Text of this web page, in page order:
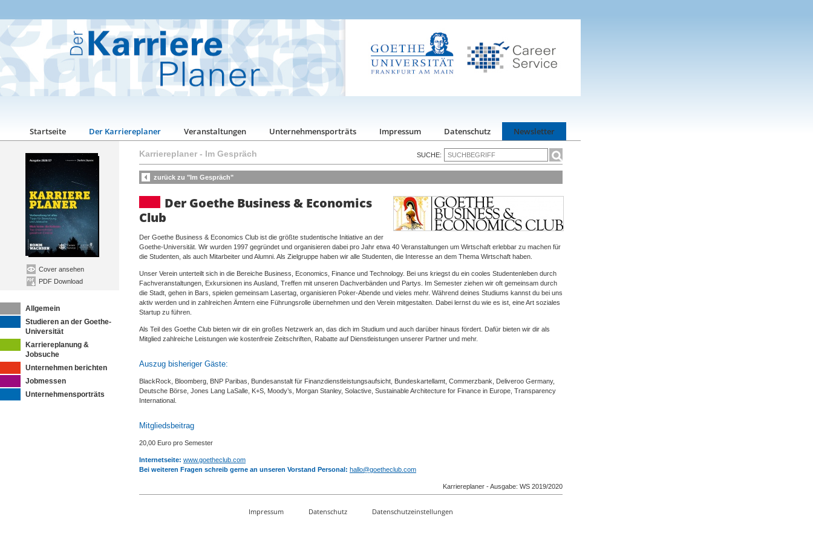
Startseite Der Karriereplaner Veranstaltungen Unternehmensporträts Impressum Datenschutz Newsletter
Cover ansehen
PDF Download
Allgemein
Studieren an der Goethe-
Universität
Karriereplanung &
Jobsuche
Unternehmen berichten
Jobmessen
Unternehmensporträts
SUCHE:
Karriereplaner - Im Gespräch
zurück zu "Im Gespräch"
Der Goethe Business & Economics
Club
Der Goethe Business & Economics Club ist die größte studentische Initiative an der
Goethe-Universität. Wir wurden 1997 gegründet und organisieren dabei pro Jahr etwa 40 Veranstaltungen um Wirtschaft erlebbar zu machen für
die Studenten, als auch Mitarbeiter und Alumni. Als Zielgruppe haben wir alle Studenten, die Interesse an dem Thema Wirtschaft haben.
Unser Verein unterteilt sich in die Bereiche Business, Economics, Finance und Technology. Bei uns kriegst du ein cooles Studentenleben durch
Fachveranstaltungen, Exkursionen ins Ausland, Treffen mit unseren Dachverbänden und Partys. Im Semester ziehen wir oft gemeinsam durch
die Stadt, gehen in Bars, spielen gemeinsam Lasertag, organisieren Poker-Abende und vieles mehr. Während deines Studiums kannst du bei uns
aktiv werden und in zahlreichen Ämtern eine Führungsrolle übernehmen und den Verein mitgestalten. Dabei lernst du wie es ist, eine Art soziales
Startup zu führen.
Als Teil des Goethe Club bieten wir dir ein großes Netzwerk an, das dich im Studium und auch darüber hinaus fördert. Dafür bieten wir dir als
Mitglied zahlreiche Leistungen wie kostenfreie Zeitschriften, Rabatte auf Dienstleistungen unserer Partner und mehr.
Auszug bisheriger Gäste:
BlackRock, Bloomberg, BNP Paribas, Bundesanstalt für Finanzdienstleistungsaufsicht, Bundeskartellamt, Commerzbank, Deliveroo Germany,
Deutsche Börse, Jones Lang LaSalle, K+S, Moody’s, Morgan Stanley, Solactive, Sustainable Architecture for Finance in Europe, Transparency
International.
Mitgliedsbeitrag
20,00 Euro pro Semester
Internetseite: www.goetheclub.com
Bei weiteren Fragen schreib gerne an unseren Vorstand Personal: hallo@goetheclub.com
Karriereplaner - Ausgabe: WS 2019/2020
Impressum Datenschutz Datenschutzeinstellungen